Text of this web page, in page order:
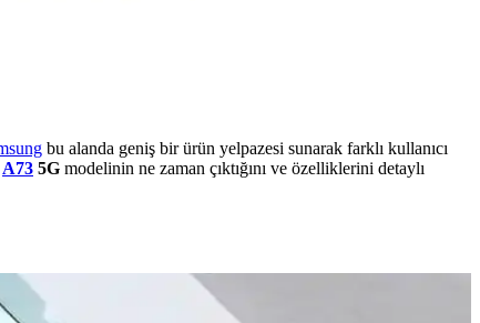
bu alanda geniş bir ürün yelpazesi sunarak farklı kullanıcı
A73 5G modelinin ne zaman çıktığını ve özelliklerini detaylı